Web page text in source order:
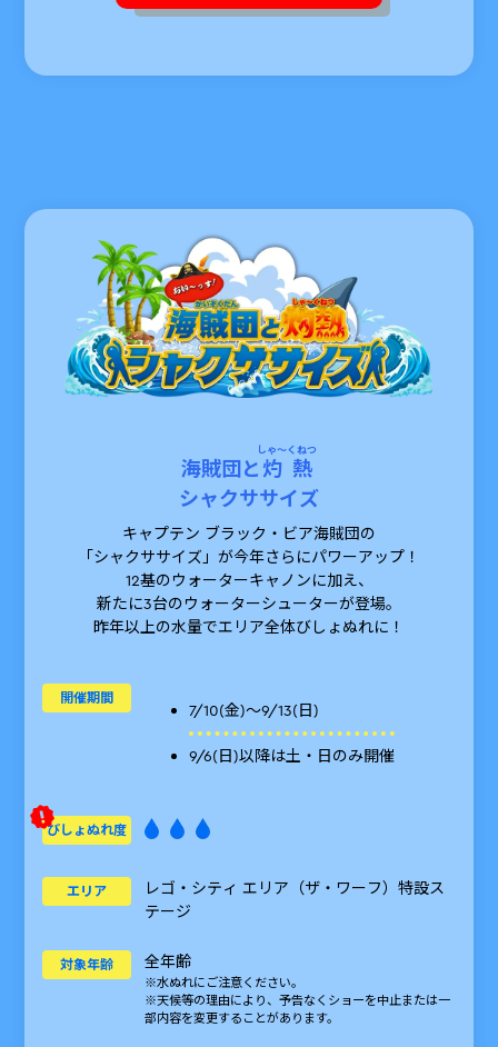
海賊団と 灼熱
しゃ～くねつ
シャクササイズ
キャプテン ブラック・ビア海賊団の
「シャクササイズ」が今年さらにパワーアップ！
12基のウォーターキャノンに加え、
新たに3台のウォーターシューターが登場。
昨年以上の水量でエリア全体びしょぬれに！
開催期間
7/10(金)〜9/13(日)
9/6(日)以降は土・日のみ開催
びしょぬれ度
エリア レゴ・シティ エリア（ザ・ワーフ）特設ス
テージ
対象年齢 全年齢
※水ぬれにご注意ください。
※天候等の理由により、予告なくショーを中止または一
部内容を変更することがあります。